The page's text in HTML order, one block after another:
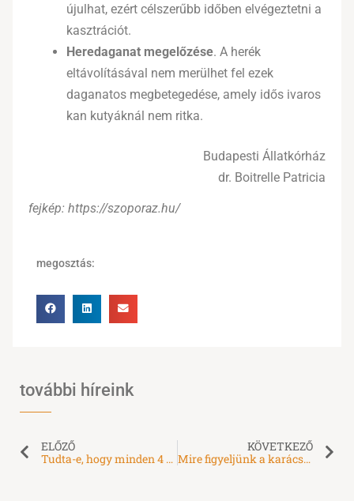
újulhat, ezért célszerűbb időben elvégeztetni a
kasztrációt.
Heredaganat megelőzése. A herék
eltávolításával nem merülhet fel ezek
daganatos megbetegedése, amely idős ivaros
kan kutyáknál nem ritka.
Budapesti Állatkórház
dr. Boitrelle Patricia
fejkép: https://szoporaz.hu/
megosztás:
további híreink
ELŐZŐ
Tudta-e, hogy minden 4 hónaposnál idősebb kutyának kötelező a microchip beültetése?
KÖVETKEZŐ
Mire figyeljünk a karácsonyi ünnepek alatt, ha kisállataink vannak?